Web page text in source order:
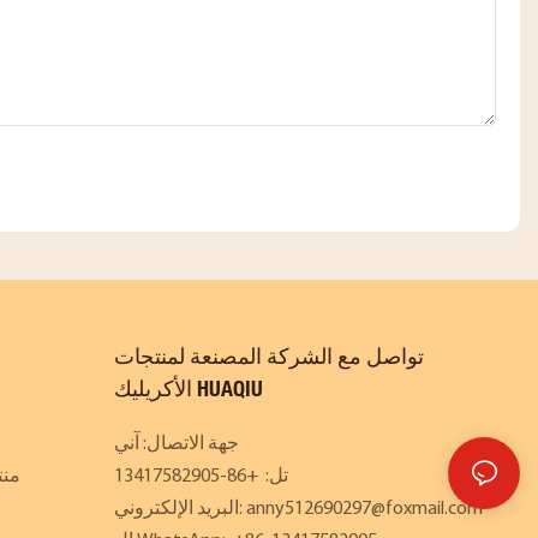
تواصل مع الشركة المصنعة لمنتجات
الأكريليك HUAQIU
جهة الاتصال: آني
تل: +86-13417582905
البريد الإلكتروني:anny512690297@foxmail.com